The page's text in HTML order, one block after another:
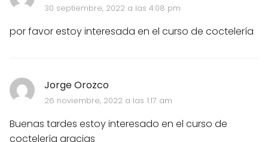
30 septiembre, 2022 a las 4:08 pm
por favor estoy interesada en el curso de coctelería
Jorge Orozco
26 noviembre, 2022 a las 1:17 am
Buenas tardes estoy interesado en el curso de
coctelería gracias